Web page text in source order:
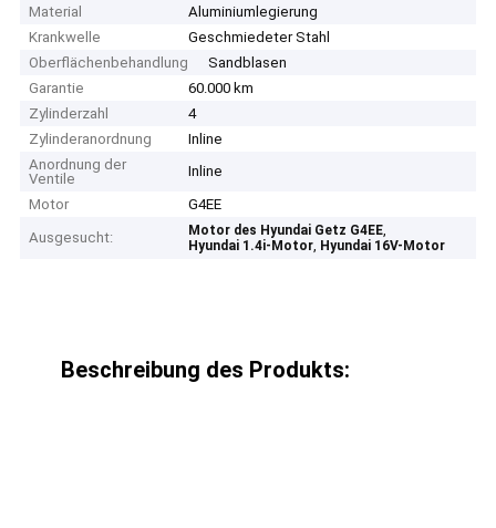
Material
Aluminiumlegierung
Krankwelle
Geschmiedeter Stahl
Oberflächenbehandlung
Sandblasen
Garantie
60.000 km
Zylinderzahl
4
Zylinderanordnung
Inline
Anordnung der
Ventile
Inline
Motor
G4EE
Ausgesucht:
Motor des Hyundai Getz G4EE,
Hyundai 1.4i-Motor, Hyundai 16V-Motor
Beschreibung des Produkts: